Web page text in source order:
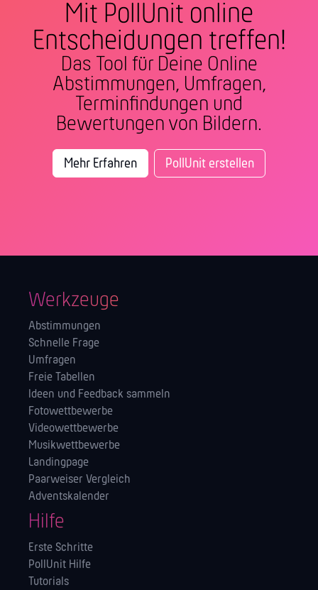
Mit PollUnit online
Entscheidungen treffen!
Das Tool für Deine Online
Abstimmungen, Umfragen,
Terminfindungen und
Bewertungen von Bildern.
Mehr Erfahren PollUnit erstellen
Werkzeuge
Abstimmungen
Schnelle Frage
Umfragen
Freie Tabellen
Ideen und Feedback sammeln
Fotowettbewerbe
Videowettbewerbe
Musikwettbewerbe
Landingpage
Paarweiser Vergleich
Adventskalender
Hilfe
Erste Schritte
PollUnit Hilfe
Tutorials